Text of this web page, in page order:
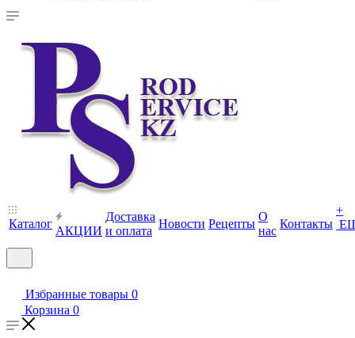
Каталог
АКЦИИ
Доставка
и оплата
Новости Рецепты
О
нас
Контакты
+
Избранные товары 0
Корзина 0